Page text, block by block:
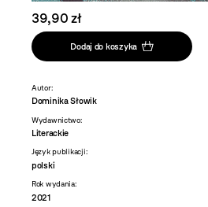
39,90 zł
Dodaj do koszyka
Autor:
Dominika Słowik
Wydawnictwo:
Literackie
Język publikacji:
polski
Rok wydania:
2021